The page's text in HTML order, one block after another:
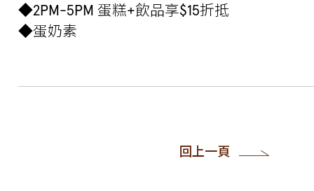
◆2PM-5PM 蛋糕+飲品享$15折抵
◆蛋奶素
回上一頁